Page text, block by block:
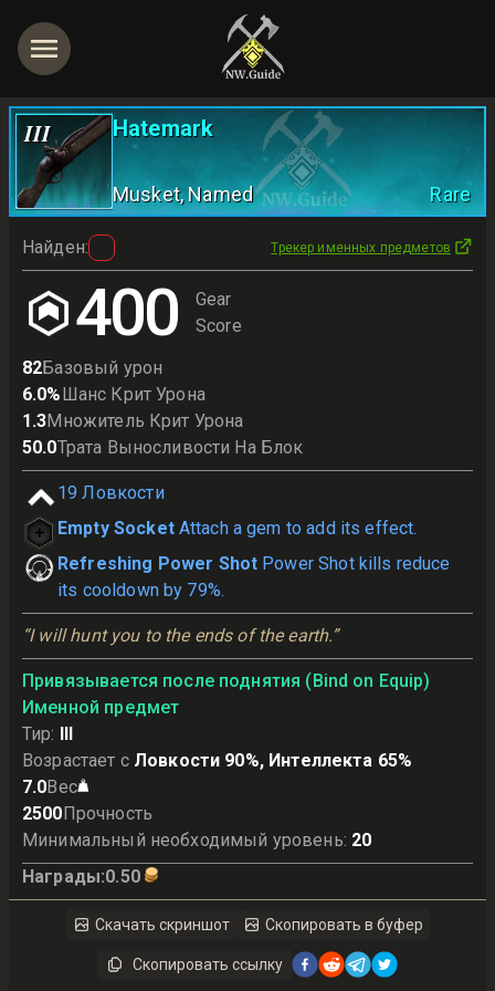
III Hatemark
Musket, Named Rare
Найден: Трекер именных предметов
400
Gear
Score
82Базовый урон
6.0%Шанс Крит Урона
1.3Множитель Крит Урона
50.0Трата Выносливости На Блок
19 Ловкости
Empty Socket Attach a gem to add its effect.
Refreshing Power Shot Power Shot kills reduce
its cooldown by 79%.
“I will hunt you to the ends of the earth.”
Привязывается после поднятия (Bind on Equip)
Именной предмет
Тир: III
Возрастает с Ловкости 90%, Интеллекта 65%
7.0Вес
2500Прочность
Минимальный необходимый уровень: 20
Награды:0.50
Скачать скриншот Скопировать в буфер
Скопировать ссылку